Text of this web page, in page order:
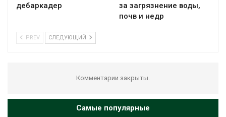
дебаркадер
за загрязнение воды,
почв и недр
PREV СЛЕДУЮЩИЙ
Комментарии закрыты.
Самые популярные